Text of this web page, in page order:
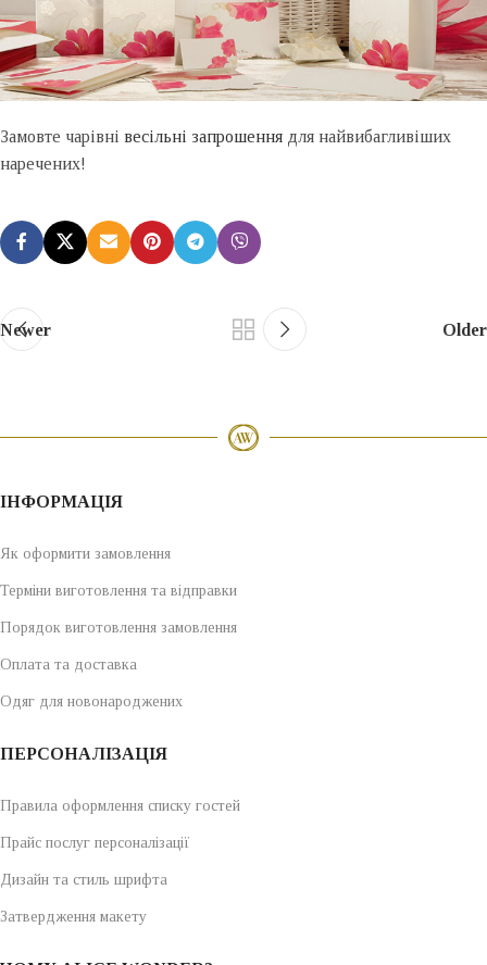
Замовте чарівні весільні запрошення для найвибагливіших
наречених!
Newer Older
ІНФОРМАЦІЯ
Як оформити замовлення
Терміни виготовлення та відправки
Порядок виготовлення замовлення
Оплата та доставка
Одяг для новонароджених
ПЕРСОНАЛІЗАЦІЯ
Правила оформлення списку гостей
Прайс послуг персоналізації
Дизайн та стиль шрифта
Затвердження макету